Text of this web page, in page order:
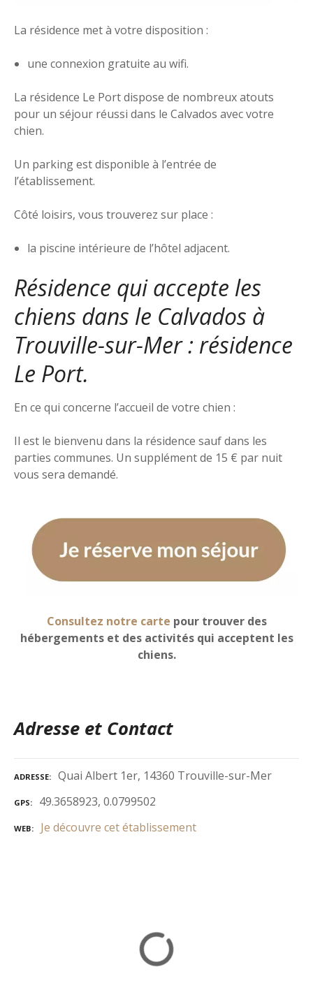
La résidence met à votre disposition :
une connexion gratuite au wifi.
La résidence Le Port dispose de nombreux atouts
pour un séjour réussi dans le Calvados avec votre
chien.
Un parking est disponible à l’entrée de
l’établissement.
Côté loisirs, vous trouverez sur place :
la piscine intérieure de l’hôtel adjacent.
Résidence qui accepte les
chiens dans le Calvados à
Trouville-sur-Mer : résidence
Le Port.
En ce qui concerne l’accueil de votre chien :
Il est le bienvenu dans la résidence sauf dans les
parties communes. Un supplément de 15 € par nuit
vous sera demandé.
Consultez notre carte pour trouver des
hébergements et des activités qui acceptent les
chiens.
Adresse et Contact
ADRESSE Quai Albert 1er, 14360 Trouville-sur-Mer
GPS 49.3658923, 0.0799502
WEB Je découvre cet établissement